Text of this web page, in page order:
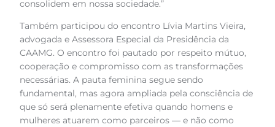
consolidem em nossa sociedade.”
Também participou do encontro Lívia Martins Vieira,
advogada e Assessora Especial da Presidência da
CAAMG. O encontro foi pautado por respeito mútuo,
cooperação e compromisso com as transformações
necessárias. A pauta feminina segue sendo
fundamental, mas agora ampliada pela consciência de
que só será plenamente efetiva quando homens e
mulheres atuarem como parceiros — e não como